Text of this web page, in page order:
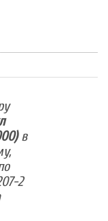
в
2